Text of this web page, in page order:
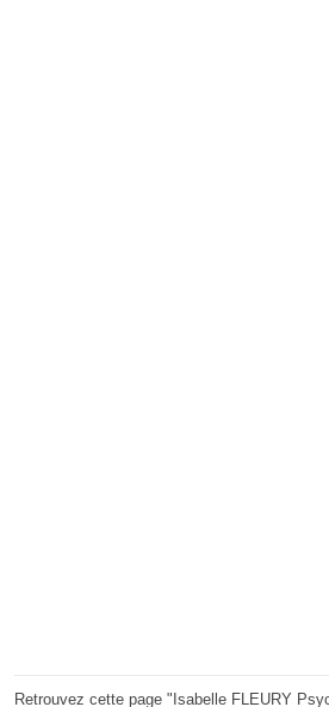
Retrouvez cette page "Isabelle FLEURY